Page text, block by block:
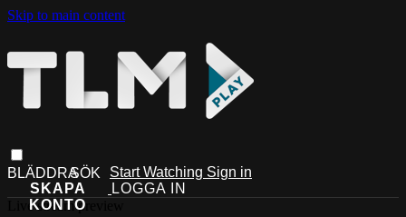
Skip to main content
Start Watching Sign in
Live stream preview